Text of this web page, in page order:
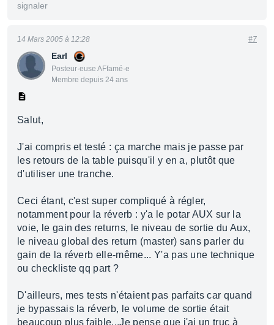
signaler
Earl
Posteur·euse AFfamé·e
Membre depuis 24 ans
14 Mars 2005 à 12:28 #7
Salut,
J'ai compris et testé : ça marche mais je passe par
les retours de la table puisqu'il y en a, plutôt que
d'utiliser une tranche.
Ceci étant, c'est super compliqué à régler,
notamment pour la réverb : y'a le potar AUX sur la
voie, le gain des returns, le niveau de sortie du Aux,
le niveau global des return (master) sans parler du
gain de la réverb elle-même... Y'a pas une technique
ou checkliste qq part ?
D'ailleurs, mes tests n'étaient pas parfaits car quand
je bypassais la réverb, le volume de sortie était
beaucoup plus faible...Je pense que j'ai un truc à